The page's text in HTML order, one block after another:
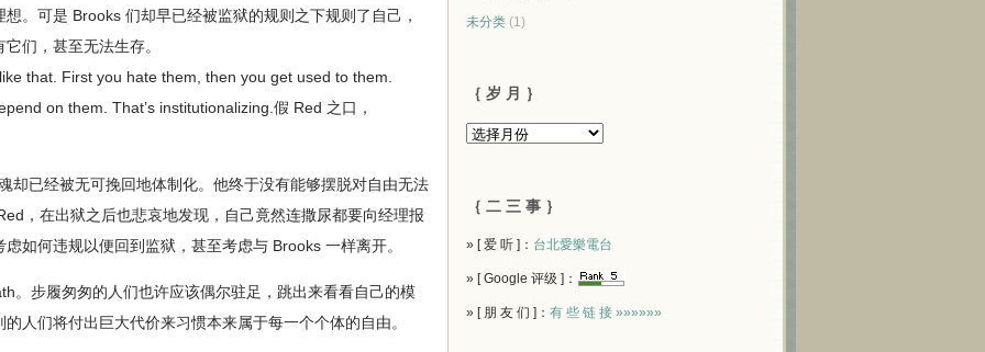
。可是 Brooks 们却早已经被监狱的规则之下规则了自己，
们，甚至无法生存。
First you hate them, then you get used to them.
on them. That’s institutionalizing.假 Red 之口，
已经被无可挽回地体制化。他终于没有能够摆脱对自由无法
，在出狱之后也悲哀地发现，自己竟然连撒尿都要向经理报
如何违规以便回到监狱，甚至考虑与 Brooks 一样离开。
步履匆匆的人们也许应该偶尔驻足，跳出来看看自己的模
人们将付出巨大代价来习惯本来属于每一个个体的自由。
未分类 (1)
｛ 岁 月 ｝
｛ 二 三 事 ｝
» [ 爱 听 ]： 台北愛樂電台
» [ Google 评级 ]：
» [ 朋 友 们 ]： 有 些 链 接 »»»»»»